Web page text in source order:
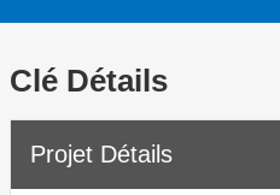
Clé Détails
Projet Détails